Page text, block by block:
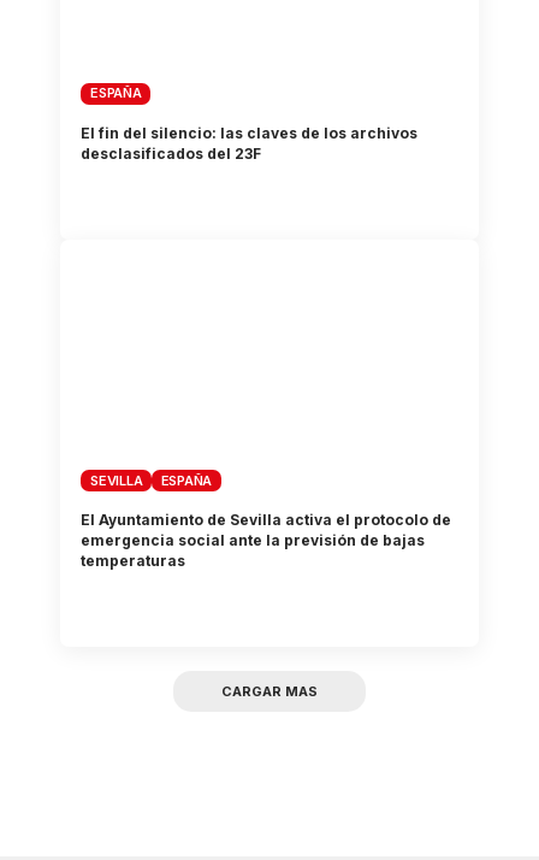
ESPAÑA
El fin del silencio: las claves de los archivos
desclasificados del 23F
SEVILLA ESPAÑA
El Ayuntamiento de Sevilla activa el protocolo de
emergencia social ante la previsión de bajas
temperaturas
CARGAR MAS